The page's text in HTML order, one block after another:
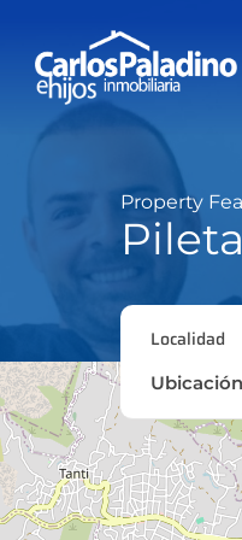
Property
Localidad
Ubicación